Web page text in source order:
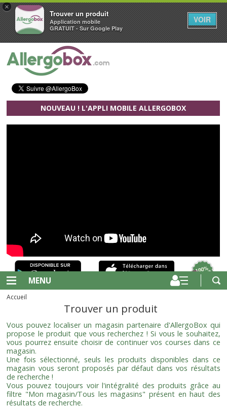
×
Trouver un produit
Application mobile
GRATUIT - Sur Google Play
VOIR
Aller au contenu principal
NOUVEAU ! L'APPLI MOBILE ALLERGOBOX
MENU
Accueil
Trouver un produit
Vous pouvez localiser un magasin partenaire d'AllergoBox qui
propose le produit que vous recherchez ! Si vous le souhaitez,
vous pourrez ensuite choisir de continuer vos courses dans ce
magasin.
Une fois sélectionné, seuls les produits disponibles dans ce
magasin vous seront proposés par défaut dans vos résultats
de recherche !
Vous pouvez toujours voir l'intégralité des produits grâce au
filtre "Mon magasin/Tous les magasins" présent en haut des
résultats de recherche.